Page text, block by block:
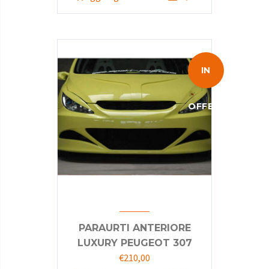
€535,00.€210,00.
IN
OFFERTA!
PARAURTI ANTERIORE
LUXURY PEUGEOT 307
Il
€210,00